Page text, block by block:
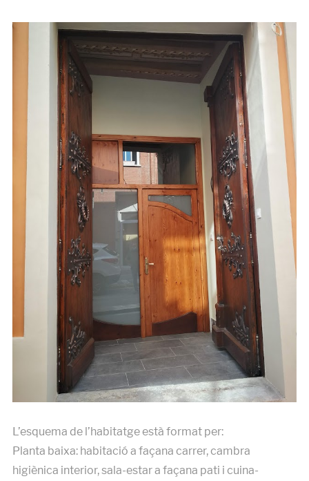
L’esquema de l’habitatge està format per:
Planta baixa: habitació a façana carrer, cambra
higiènica interior, sala-estar a façana pati i cuina-